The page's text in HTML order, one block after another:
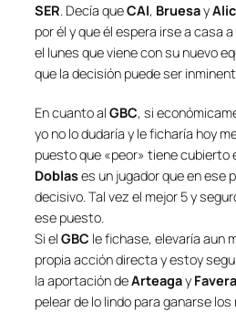
SER. Decía queCAI, Bruesay
por él y que él espera irse a casa
el lunes que viene con su nuevo
que la decisión puede ser
En cuanto al GBC, si
yo no lo dudaría y le ficharía hoy
puesto que «peor» tiene cubierto
Doblases un jugador que en ese
decisivo. Tal vez el mejor 5 y
ese puesto.
Si el GBC le fichase, elevaría aun
propia acción directa y estoy
la aportación deArteagay
pelear de lo lindo para ganarse